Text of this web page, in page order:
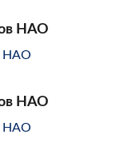
НАО
НАО